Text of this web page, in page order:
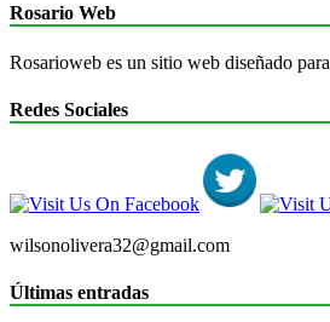
Rosario Web
Rosarioweb es un sitio web diseñado
Redes Sociales
wilsonolivera32@gmail.com
Últimas entradas